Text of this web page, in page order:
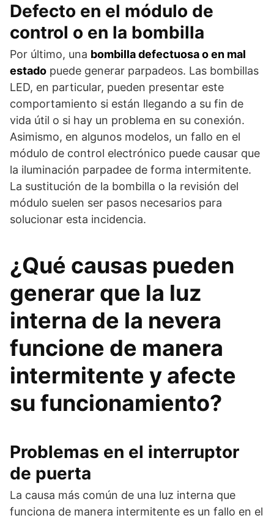
Defecto en el módulo de
control o en la bombilla
Por último, una bombilla defectuosa o en mal
estado puede generar parpadeos. Las bombillas
LED, en particular, pueden presentar este
comportamiento si están llegando a su fin de
vida útil o si hay un problema en su conexión.
Asimismo, en algunos modelos, un fallo en el
módulo de control electrónico puede causar que
la iluminación parpadee de forma intermitente.
La sustitución de la bombilla o la revisión del
módulo suelen ser pasos necesarios para
solucionar esta incidencia.
¿Qué causas pueden
generar que la luz
interna de la nevera
funcione de manera
intermitente y afecte
su funcionamiento?
Problemas en el interruptor
de puerta
La causa más común de una luz interna que
funciona de manera intermitente es un fallo en el